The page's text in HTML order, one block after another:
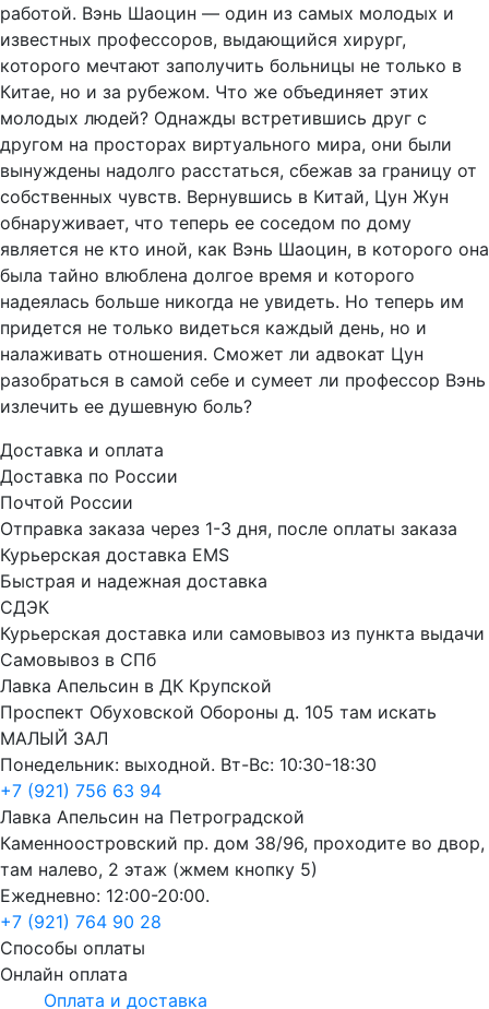
работой. Вэнь Шаоцин — один из самых молодых и
известных профессоров, выдающийся хирург,
которого мечтают заполучить больницы не только в
Китае, но и за рубежом. Что же объединяет этих
молодых людей? Однажды встретившись друг с
другом на просторах виртуального мира, они были
вынуждены надолго расстаться, сбежав за границу от
собственных чувств. Вернувшись в Китай, Цун Жун
обнаруживает, что теперь ее соседом по дому
является не кто иной, как Вэнь Шаоцин, в которого она
была тайно влюблена долгое время и которого
надеялась больше никогда не увидеть. Но теперь им
придется не только видеться каждый день, но и
налаживать отношения. Сможет ли адвокат Цун
разобраться в самой себе и сумеет ли профессор Вэнь
излечить ее душевную боль?
Доставка и оплата
Доставка по России
Почтой России
Отправка заказа через 1-3 дня, после оплаты заказа
Курьерская доставка EMS
Быстрая и надежная доставка
СДЭК
Курьерская доставка или самовывоз из пункта выдачи
Самовывоз в СПб
Лавка Апельсин в ДК Крупской
Проспект Обуховской Обороны д. 105 там искать
МАЛЫЙ ЗАЛ
Понедельник: выходной. Вт-Вс: 10:30-18:30
+7 (921) 756 63 94
Лавка Апельсин на Петроградской
Каменноостровский пр. дом 38/96, проходите во двор,
там налево, 2 этаж (жмем кнопку 5)
Ежедневно: 12:00-20:00.
+7 (921) 764 90 28
Способы оплаты
Онлайн оплата
Оплата и доставка